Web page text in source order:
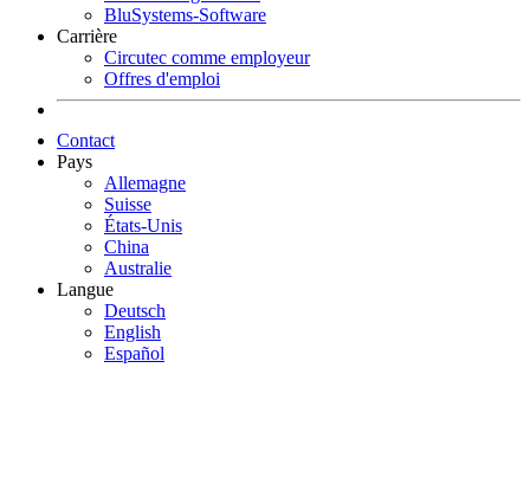
BluSystems-Software
Carrière
Circutec comme employeur
Offres d'emploi
Contact
Pays
Allemagne
Suisse
États-Unis
China
Australie
Langue
Deutsch
English
Español